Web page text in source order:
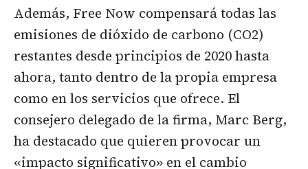
Además, Free Now compensará todas las
emisiones de dióxido de carbono (CO2)
restantes desde principios de 2020 hasta
ahora, tanto dentro de la propia empresa
como en los servicios que ofrece. El
consejero delegado de la firma, Marc Berg,
ha destacado que quieren provocar un
«impacto significativo» en el cambio